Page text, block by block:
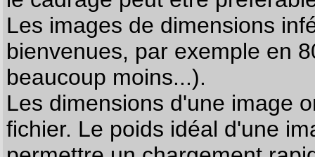
Les images de dimensions
bienvenues, par exemple en
beaucoup moins...).
Les dimensions d'une image
fichier. Le poids idéal d'une